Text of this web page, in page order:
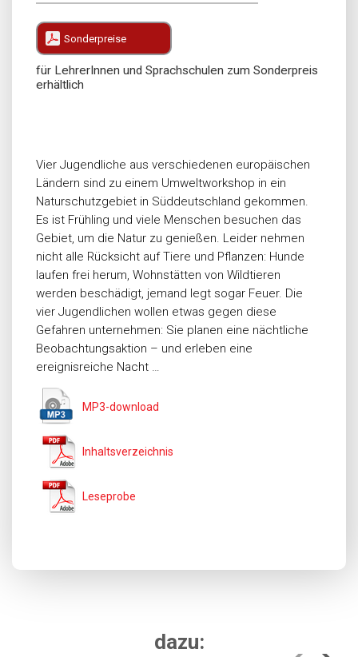
Sonderpreise
für LehrerInnen und Sprachschulen zum Sonderpreis
erhältlich
Vier Jugendliche aus verschiedenen europäischen
Ländern sind zu einem Umweltworkshop in ein
Naturschutzgebiet in Süddeutschland gekommen.
Es ist Frühling und viele Menschen besuchen das
Gebiet, um die Natur zu genießen. Leider nehmen
nicht alle Rücksicht auf Tiere und Pflanzen: Hunde
laufen frei herum, Wohnstätten von Wildtieren
werden beschädigt, jemand legt sogar Feuer. Die
vier Jugendlichen wollen etwas gegen diese
Gefahren unternehmen: Sie planen eine nächtliche
Beobachtungsaktion – und erleben eine
ereignisreiche Nacht …
MP3-download
Inhaltsverzeichnis
Leseprobe
dazu: